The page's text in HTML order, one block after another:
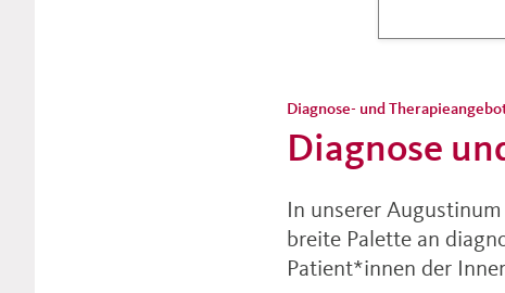
Diagnose
Diagnose- und
In unserer
breite Palette an
Patient*innen der